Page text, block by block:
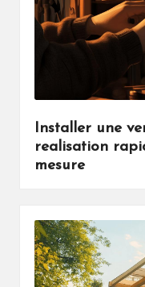
Installer une
realisation
mesure